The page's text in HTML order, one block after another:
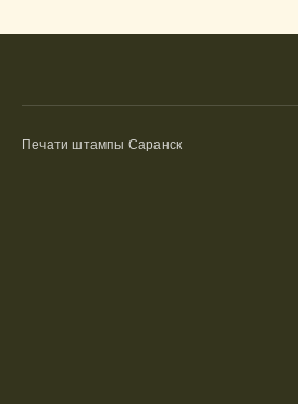
Печати штампы Саранск